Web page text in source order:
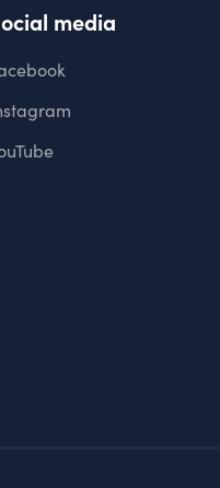
media